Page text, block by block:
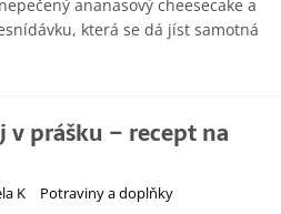
ananasový cheesecake a
která se dá jíst samotná
v prášku – recept na
K Potraviny a doplňky